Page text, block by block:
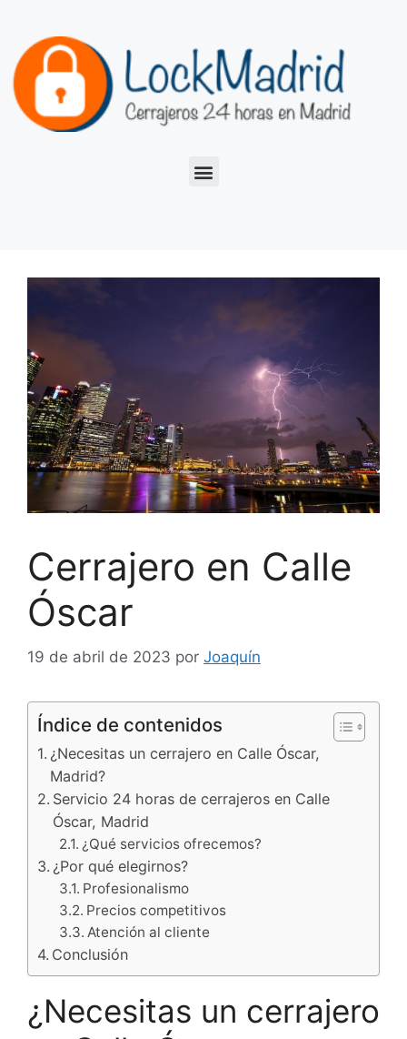
Cerrajero en Calle
Óscar
19 de abril de 2023 por Joaquín
Índice de contenidos
¿Necesitas un cerrajero en Calle Óscar,
Madrid?
Servicio 24 horas de cerrajeros en Calle
Óscar, Madrid
¿Qué servicios ofrecemos?
¿Por qué elegirnos?
Profesionalismo
Precios competitivos
Atención al cliente
Conclusión
¿Necesitas un cerrajero